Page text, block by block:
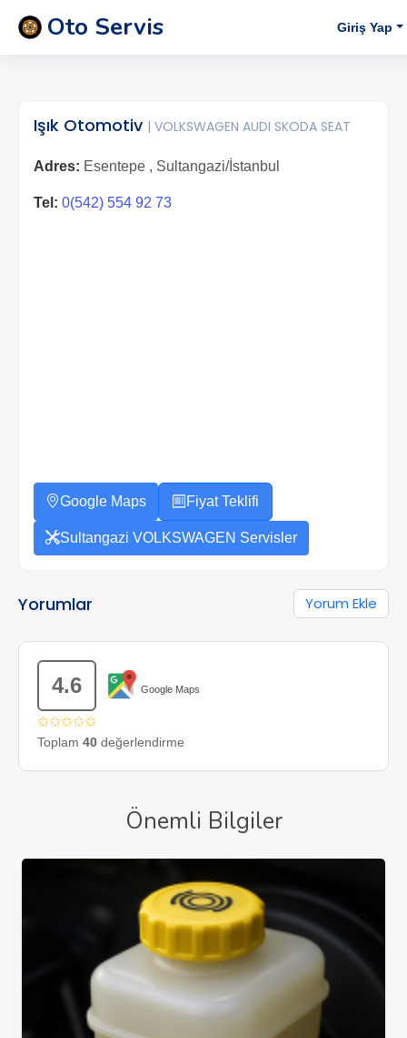
Oto Servis Giriş Yap
Işık Otomotiv | VOLKSWAGEN AUDI SKODA SEAT
Adres: Esentepe , Sultangazi/İstanbul
Tel: 0(542) 554 92 73
Google Maps Fiyat Teklifi
Sultangazi VOLKSWAGEN Servisler
Yorumlar Yorum Ekle
4.6 Google Maps
✩✩✩✩✩
Toplam 40 değerlendirme
Önemli Bilgiler